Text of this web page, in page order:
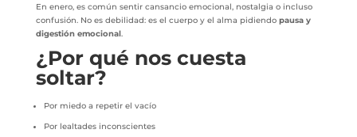
En enero, es común sentir cansancio emocional, nostalgia o incluso
confusión. No es debilidad: es el cuerpo y el alma pidiendo pausa y
digestión emocional.
¿Por qué nos cuesta
soltar?
Por miedo a repetir el vacío
Por lealtades inconscientes